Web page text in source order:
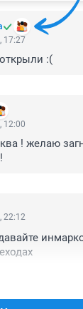
17:27
:(
12:00
! желаю
22:12